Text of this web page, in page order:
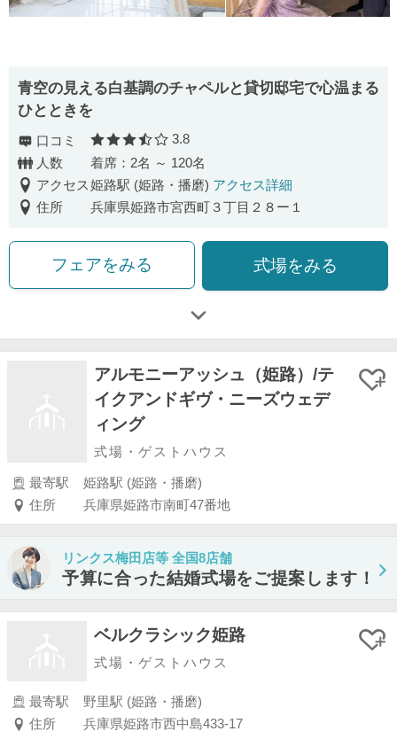
青空の見える白基調のチャペルと貸切邸宅で心温まる
ひとときを
口コミ 口コミ評価
3.8
人数
着席：2名 ～ 120名
アクセス姫路駅 (姫路・播磨) アクセス詳細
住所
兵庫県姫路市宮西町３丁目２８ー１
フェアをみる 式場をみる
アルモニーアッシュ（姫路）/テ
イクアンドギヴ・ニーズウェデ
ィング
式場・ゲストハウス
最寄駅
姫路駅 (姫路・播磨)
住所
兵庫県姫路市南町47番地
リンクス梅田店等 全国8店舗
予算に合った結婚式場をご提案します！
ベルクラシック姫路
式場・ゲストハウス
最寄駅
野里駅 (姫路・播磨)
住所
兵庫県姫路市西中島433-17